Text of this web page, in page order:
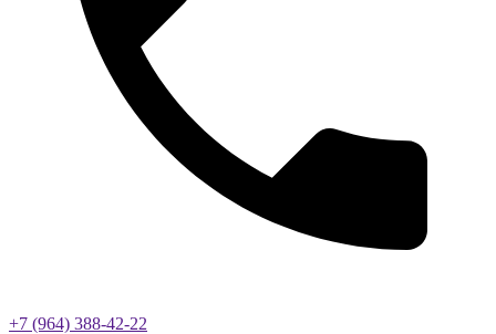
+7 (964) 388-42-22